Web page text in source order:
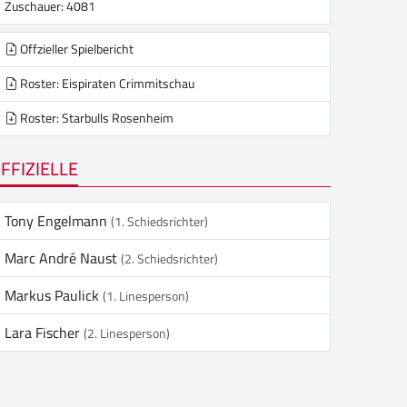
Zuschauer: 4081
Offzieller Spielbericht
Roster: Eispiraten Crimmitschau
Roster: Starbulls Rosenheim
Tony Engelmann(1. Schiedsrichter)
Marc André Naust(2. Schiedsrichter)
Markus Paulick(1. Linesperson)
Lara Fischer(2. Linesperson)